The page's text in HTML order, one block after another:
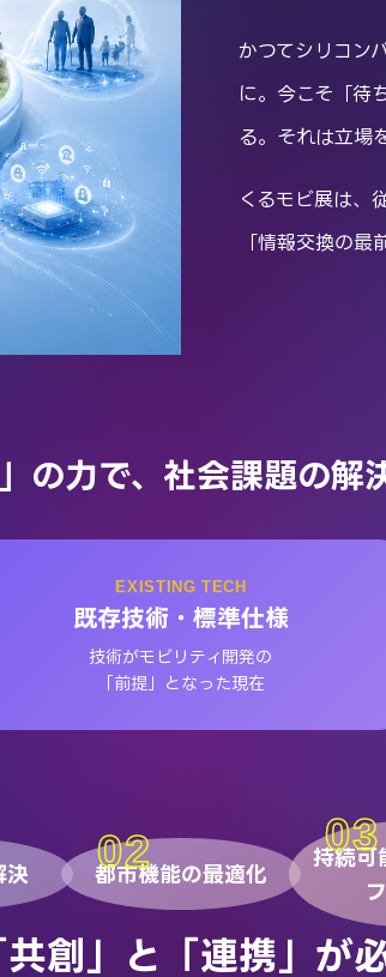
かつてシリコン
に。今こそ「待
る。それは立場
くるモビ展は、
「情報交換の最
」の力で、社会課題の解
EXISTING TECH
既存技術・標準仕様
技術がモビリティ開発の
「前提」となった現在
決 都市機能の最適化
持続可
創」と「連携」が